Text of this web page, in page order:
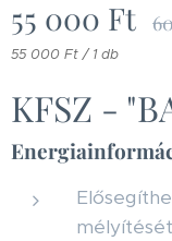
55 000 Ft
55 000 Ft / 1 db
KFSZ -